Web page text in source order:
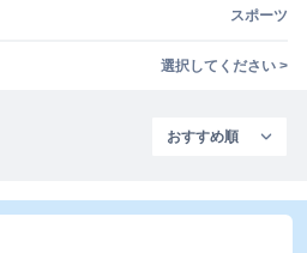
スポーツ
選択してください >